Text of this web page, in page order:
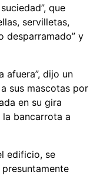
que
servilletas,
desparramado” y
afuera”, dijo un
sus mascotas por
en su gira
bancarrota a
edificio, se